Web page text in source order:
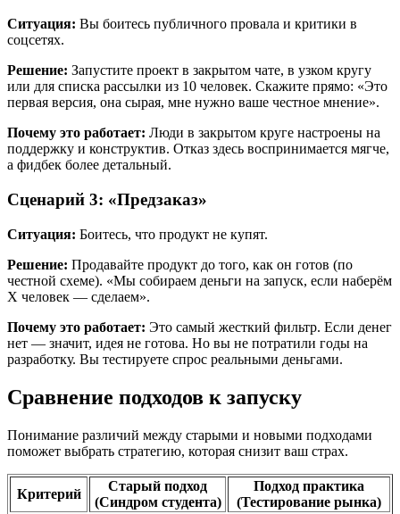
Ситуация: Вы боитесь публичного провала и критики в
соцсетях.
Решение: Запустите проект в закрытом чате, в узком кругу
или для списка рассылки из 10 человек. Скажите прямо: «Это
первая версия, она сырая, мне нужно ваше честное мнение».
Почему это работает: Люди в закрытом круге настроены на
поддержку и конструктив. Отказ здесь воспринимается мягче,
а фидбек более детальный.
Сценарий 3: «Предзаказ»
Ситуация: Боитесь, что продукт не купят.
Решение: Продавайте продукт до того, как он готов (по
честной схеме). «Мы собираем деньги на запуск, если наберём
X человек — сделаем».
Почему это работает: Это самый жесткий фильтр. Если денег
нет — значит, идея не готова. Но вы не потратили годы на
разработку. Вы тестируете спрос реальными деньгами.
Сравнение подходов к запуску
Понимание различий между старыми и новыми подходами
поможет выбрать стратегию, которая снизит ваш страх.
Критерий
Старый подход
(Синдром студента)
Подход практика
(Тестирование рынка)